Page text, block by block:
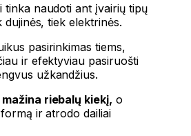
tinka naudoti ant įvairių tipų
dujinės, tiek elektrinės.
pasirinkimas tiems,
ir efektyviau pasiruošti
užkandžius.
riebalų kiekį, o
ir atrodo dailiai